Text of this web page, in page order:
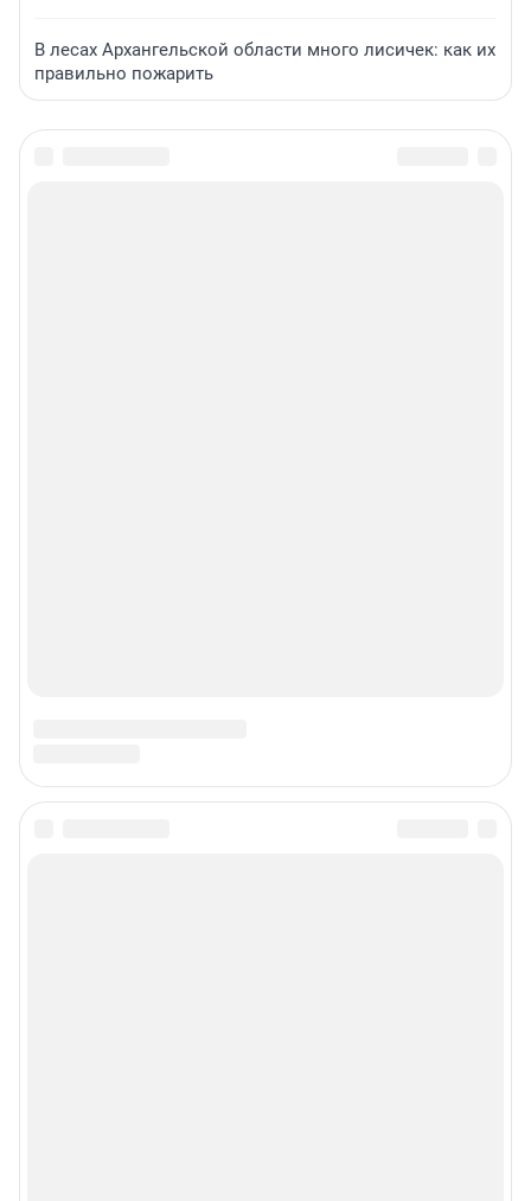
В лесах Архангельской области много лисичек: как их
правильно пожарить